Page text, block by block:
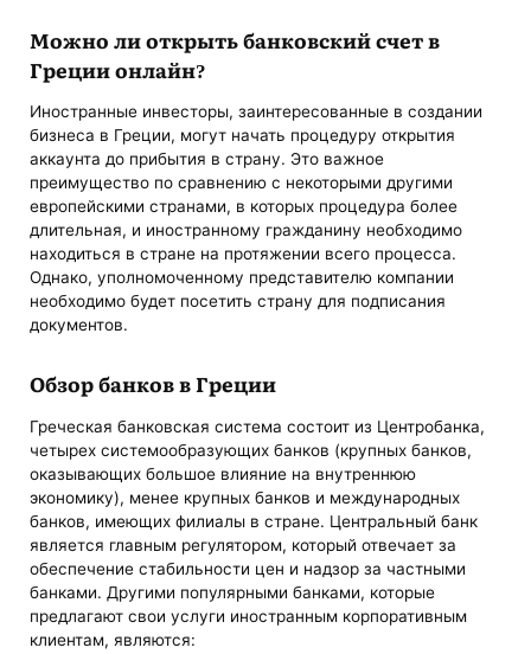
Можно лиоткрыть банковский счет в
Греции онлайн?
Иностранные инвесторы, заинтересованные в создании
бизнеса в Греции, могут начать процедуру открытия
аккаунта до прибытия в страну. Это важное
преимущество по сравнению с некоторыми другими
европейскими странами, в которых процедура более
длительная, и иностранному гражданину необходимо
находиться в стране на протяжении всего процесса.
Однако, уполномоченному представителю компании
необходимо будет посетить страну для подписания
документов.
Обзор банков в Греции
Греческая банковская система состоит из Центробанка,
четырех системообразующих банков (крупных банков,
оказывающих большое влияние на внутреннюю
экономику), менее крупных банков и международных
банков, имеющих филиалы в стране. Центральный банк
является главным регулятором, который отвечает за
обеспечение стабильности цен и надзор за частными
банками. Другими популярными банками, которые
предлагают свои услуги иностранным корпоративным
клиентам, являются: